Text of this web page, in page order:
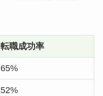
転職成功率
65%
52%